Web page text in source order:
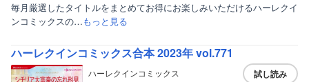
毎月厳選したタイトルをまとめてお得にお楽しみいただけるハーレクイ
ンコミックスの…もっと見る
ハーレクインコミックス合本 2023年 vol.771
ハーレクインコミックス
試し読み